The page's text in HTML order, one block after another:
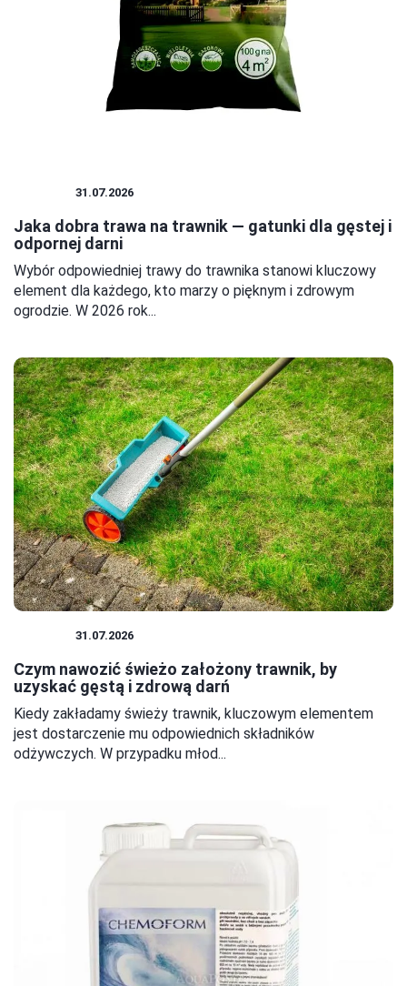
31.07.2026
Jaka dobra trawa na trawnik — gatunki dla gęstej i
odpornej darni
Wybór odpowiedniej trawy do trawnika stanowi kluczowy
element dla każdego, kto marzy o pięknym i zdrowym
ogrodzie. W 2026 rok...
31.07.2026
Czym nawozić świeżo założony trawnik, by
uzyskać gęstą i zdrową darń
Kiedy zakładamy świeży trawnik, kluczowym elementem
jest dostarczenie mu odpowiednich składników
odżywczych. W przypadku młod...